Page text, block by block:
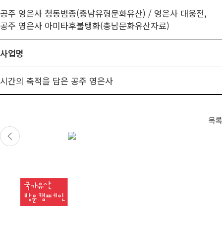
공주 영은사 청동범종(충남유형문화유산) / 영은사 대웅전,
공주 영은사 아미타후불탱화(충남문화유산자료)
사업명
시간의 축적을 담은 공주 영은사
목록